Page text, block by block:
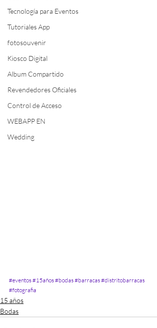
Tecnología para Eventos
Tutoriales App
fotosouvenir
Kiosco Digital
Album Compartido
Revendedores Oficiales
Control de Acceso
WEBAPP EN
Wedding
#eventos#15años#bodas#barracas#distritobarracas
#fotografia
15 años
Bodas